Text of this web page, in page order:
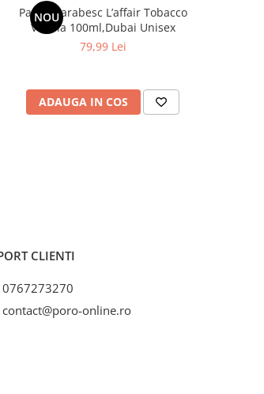
NOU
Parfum arabesc L’affair Tobacco
Vanilla 100ml,Dubai Unisex
79,99 Lei
ADAUGA IN COS
CLIENTI
0767273270
contact@poro-online.ro